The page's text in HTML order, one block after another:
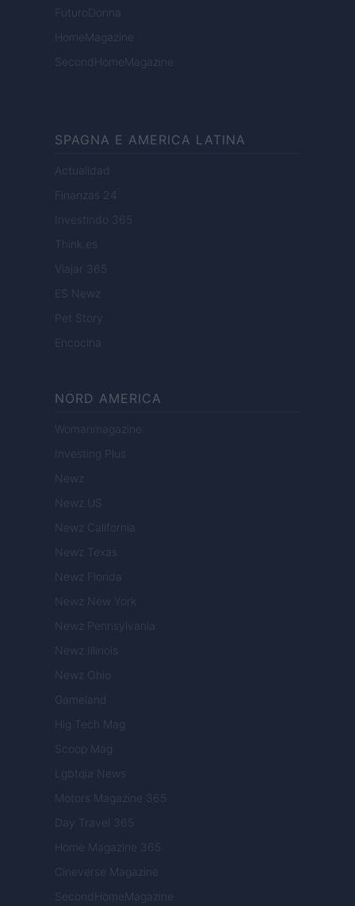
FuturoDonna
HomeMagazine
SecondHomeMagazine
SPAGNA E AMERICA LATINA
Actualidad
Finanzas 24
Investindo 365
Think.es
Viajar 365
ES Newz
Pet Story
Encocina
NORD AMERICA
Womanmagazine
Investing Plus
Newz
Newz US
Newz California
Newz Texas
Newz Florida
Newz New York
Newz Pennsylvania
Newz Illinois
Newz Ohio
Gameland
Hig Tech Mag
Scoop Mag
Lgbtqia News
Motors Magazine 365
Day Travel 365
Home Magazine 365
Cineverse Magazine
SecondHomeMagazine